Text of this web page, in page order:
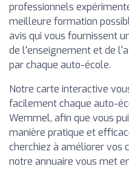
professionnels
meilleure formation
avis qui vous fournissent
de l'enseignement et de
par chaque auto-école.
Notre carte interactive
facilement chaque auto-
Wemmel, afin que vous
manière pratique et
cherchiez à améliorer vos
notre annuaire vous met